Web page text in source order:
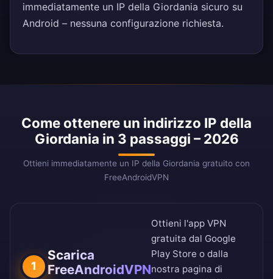
immediatamente un IP della Giordania sicuro su
Android – nessuna configurazione richiesta.
Come ottenere un indirizzo IP della
Giordania in 3 passaggi – 2026
Ottieni immediatamente un IP della Giordania gratuito con
FreeAndroidVPN
1
Scarica
FreeAndroidVPN
Ottieni l'app VPN
gratuita dal Google
Play Store o dalla
nostra pagina di